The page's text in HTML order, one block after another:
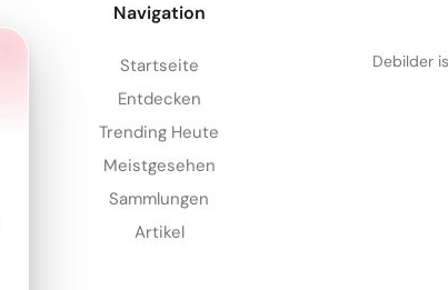
Navigation
Startseite
Entdecken
Trending Heute
Meistgesehen
Sammlungen
Artikel
Debilder